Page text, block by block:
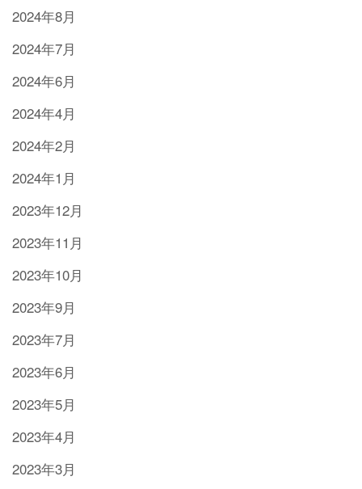
2024年8月
2024年7月
2024年6月
2024年4月
2024年2月
2024年1月
2023年12月
2023年11月
2023年10月
2023年9月
2023年7月
2023年6月
2023年5月
2023年4月
2023年3月